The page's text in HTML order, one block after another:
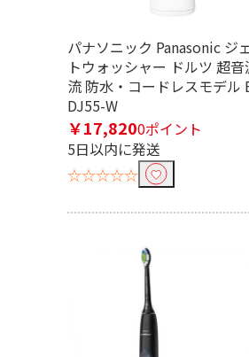
パナソニック Panasonic ジ
トウォッシャー ドルツ 超
流 防水・コードレスモデル
DJ55-W
￥17,8200ポイント
5日以内に発送
☆☆☆☆☆
フリーワードで絞り込む
除外する にチェックを入れると、指定したワ
円 ~